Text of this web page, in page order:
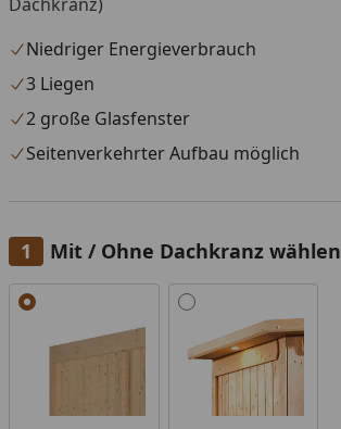
Dachkranz)
Niedriger Energieverbrauch
3 Liegen
2 große Glasfenster
Seitenverkehrter Aufbau möglich
Mit / Ohne Dachkranz wählen
Alle anzeigen (2)